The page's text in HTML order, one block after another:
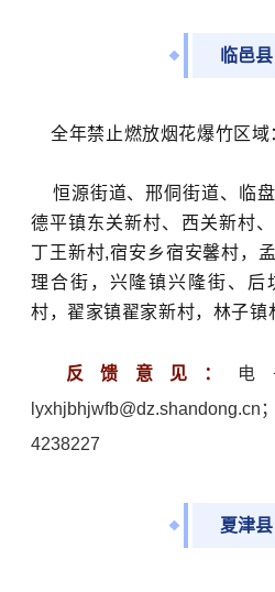
临邑县
全年禁止燃放烟花爆竹区域
恒源街道、邢侗街道、临盘
德平镇东关新村、西关新村
丁王新村,宿安乡宿安馨村，
理合街，兴隆镇兴隆街、后
村，翟家镇翟家新村，林子镇
反馈意见： 电
4238227
夏津县